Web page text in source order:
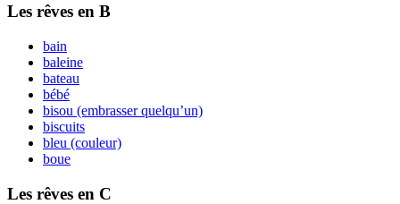
Les rêves en B
bain
baleine
bateau
bébé
bisou (embrasser quelqu’un)
biscuits
bleu (couleur)
boue
Les rêves en C